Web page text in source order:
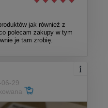
jak również z
polecam zakupy w tym
je tam zrobię.
29